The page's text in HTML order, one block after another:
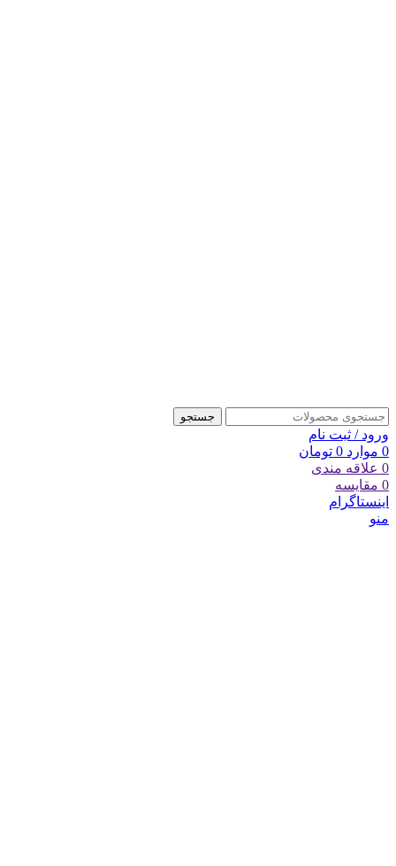
جستجو
ورود / ثبت نام
0 موارد 0 تومان
0 علاقه مندی
0 مقایسه
اینستاگرام
منو